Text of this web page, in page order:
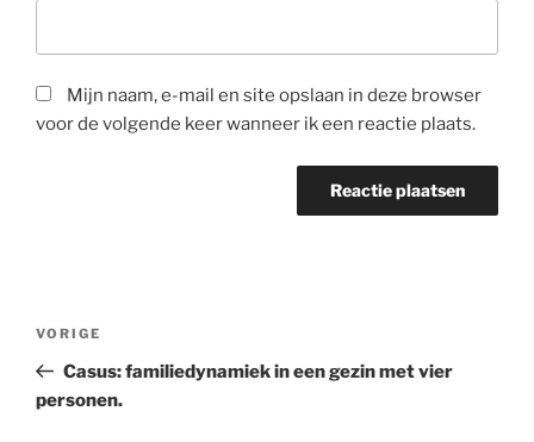
Mijn naam, e-mail en site opslaan in deze browser
voor de volgende keer wanneer ik een reactie plaats.
Vorig
bericht
VORIGE
Casus: familiedynamiek in een gezin met vier
personen.